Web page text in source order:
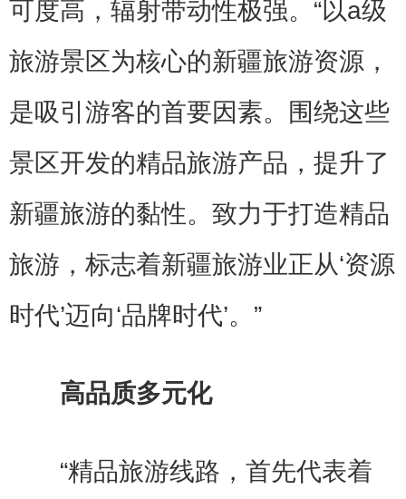
可度高，辐射带动性极强。“以a级
旅游景区为核心的新疆旅游资源，
是吸引游客的首要因素。围绕这些
景区开发的精品旅游产品，提升了
新疆旅游的黏性。致力于打造精品
旅游，标志着新疆旅游业正从‘资源
时代’迈向‘品牌时代’。”
高品质多元化
“精品旅游线路，首先代表着